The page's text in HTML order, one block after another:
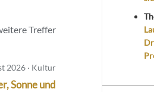
Treffer
2026 · Kultur
Sonne und